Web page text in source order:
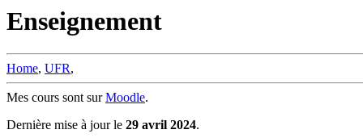
Enseignement
Home, UFR,
Mes cours sont surMoodle.
Dernière mise à jour le 29 avril 2024.